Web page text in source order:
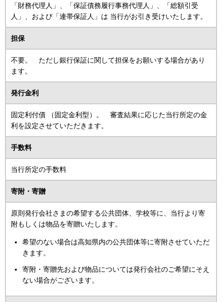
「財務代理人」、「保証債務履行事務代理人」、「総額引受
人」、および「連帯保証人」は 当行がお引き受けいたします。
担保
不要。 ただし銀行保証に関して担保をお願いする場合があり
ます。
発行金利
固定利付債 （固定金利型）。 審査結果に応じた当行所定の金
利を設定させていただきます。
手数料
当行所定の手数料
寄附・寄贈
原則発行会社さまの希望する公共団体、学校等に、当行より寄
附もしくは物品を寄贈いたします。
希望のない場合は高知県内の公共団体等に寄附させていただ
きます。
寄附・寄贈先および物品については発行会社のご希望にそえ
ない場合がございます。